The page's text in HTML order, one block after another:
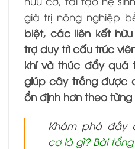
giá trị nông nghiệp
biệt, các liên kết
trợ duy trì cấu trúc
khí và thúc đẩy quá
giúp cây trồng được
ổn định hơn theo
Khám phá đầy
cơ là gì? Bài